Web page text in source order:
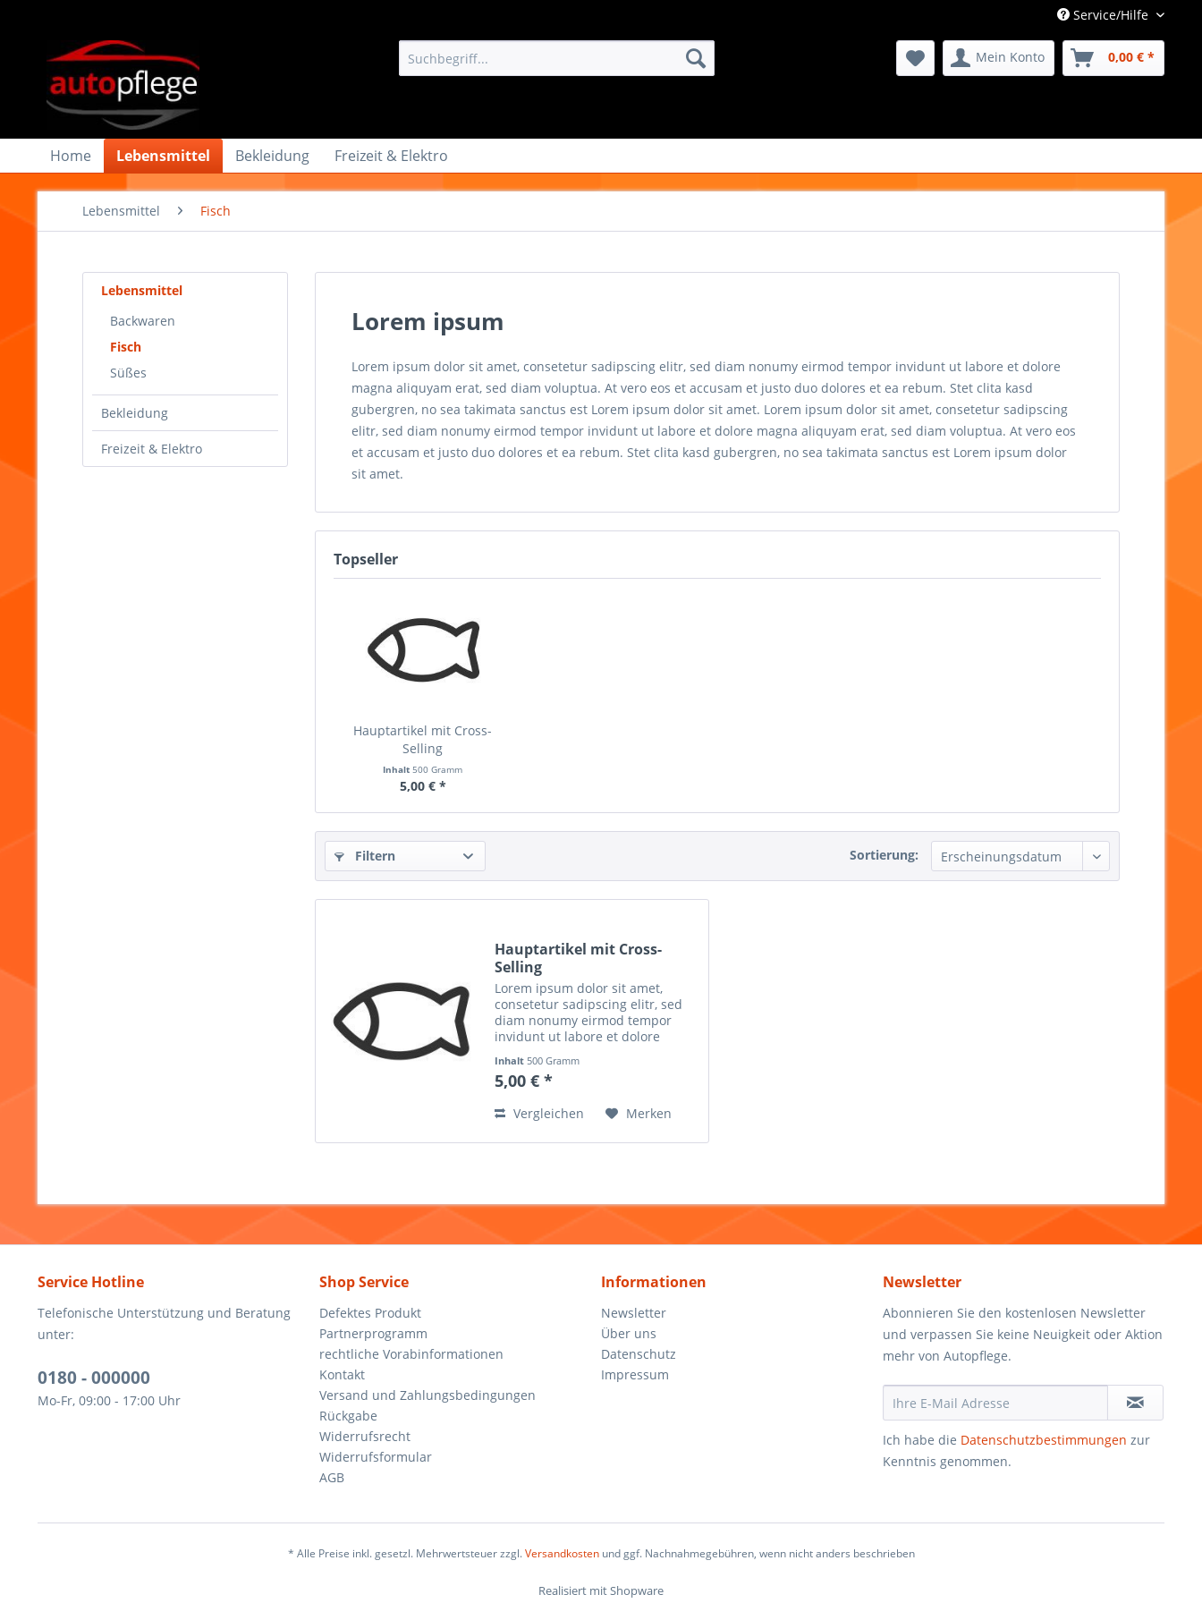
Service/Hilfe
Mein Konto 0,00 € *
Home Lebensmittel Bekleidung Freizeit & Elektro
Lebensmittel Fisch
Lebensmittel
Backwaren
Fisch
Süßes
Bekleidung
Freizeit & Elektro
Lorem ipsum
Lorem ipsum dolor sit amet, consetetur sadipscing elitr, sed diam nonumy eirmod tempor invidunt ut labore et dolore
magna aliquyam erat, sed diam voluptua. At vero eos et accusam et justo duo dolores et ea rebum. Stet clita kasd
gubergren, no sea takimata sanctus est Lorem ipsum dolor sit amet. Lorem ipsum dolor sit amet, consetetur sadipscing
elitr, sed diam nonumy eirmod tempor invidunt ut labore et dolore magna aliquyam erat, sed diam voluptua. At vero eos
et accusam et justo duo dolores et ea rebum. Stet clita kasd gubergren, no sea takimata sanctus est Lorem ipsum dolor
sit amet.
Topseller
Hauptartikel mit Cross-
Selling
Inhalt500 Gramm
5,00 € *
Filtern Sortierung:
Hauptartikel mit Cross-
Selling
Lorem ipsum dolor sit amet,
consetetur sadipscing elitr, sed
diam nonumy eirmod tempor
invidunt ut labore et dolore
voluptua. At vero eos et accusam
et justo duo dolores et ea rebum.
Inhalt500 Gramm
5,00 € *
Vergleichen Merken
Service Hotline
Telefonische Unterstützung und Beratung
unter:
0180 - 000000
Mo-Fr, 09:00 - 17:00 Uhr
Shop Service
Defektes Produkt
Partnerprogramm
rechtliche Vorabinformationen
Kontakt
Versand und Zahlungsbedingungen
Rückgabe
Widerrufsrecht
Widerrufsformular
AGB
Informationen
Newsletter
Über uns
Datenschutz
Impressum
Newsletter
Abonnieren Sie den kostenlosen Newsletter
und verpassen Sie keine Neuigkeit oder Aktion
mehr von Autopflege.
Ich habe die Datenschutzbestimmungen zur
Kenntnis genommen.
* Alle Preise inkl. gesetzl. Mehrwertsteuer zzgl.Versandkostenund ggf. Nachnahmegebühren, wenn nicht anders beschrieben
Realisiert mit Shopware